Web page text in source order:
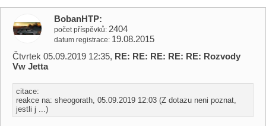
BobanHTP
počet příspěvků 2404
datum registrace 19.08.2015
Čtvrtek 05.09.2019 12:35, RE: RE: RE: RE: RE: Rozvody
Vw Jetta
citace:
reakce na: sheogorath, 05.09.2019 12:03 (Z dotazu neni poznat,
jestli j ...)